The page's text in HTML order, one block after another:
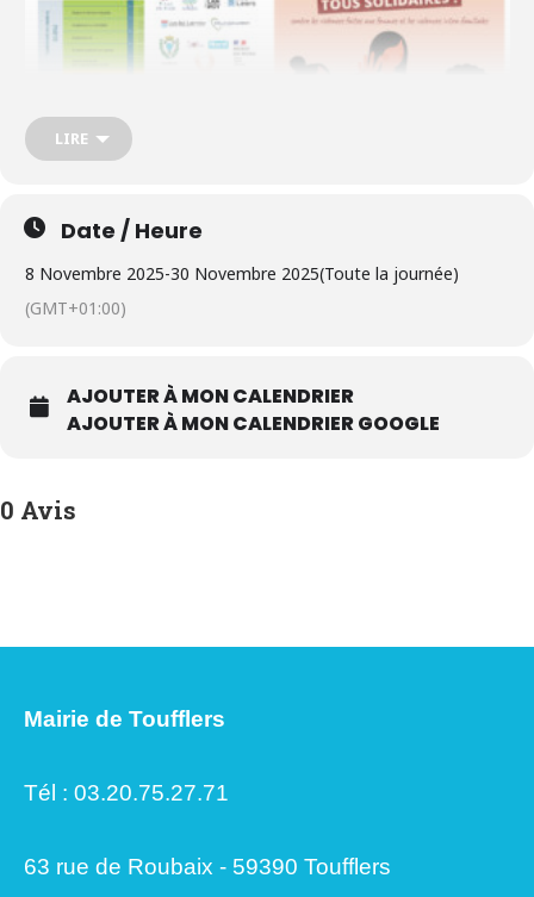
LIRE
Date / Heure
8 Novembre 2025-30 Novembre 2025(Toute la journée)
(GMT+01:00)
AJOUTER À MON CALENDRIER
AJOUTER À MON CALENDRIER GOOGLE
0 Avis
Mairie de Toufflers
Tél : 03.20.75.27.71
63 rue de Roubaix - 59390 Toufflers